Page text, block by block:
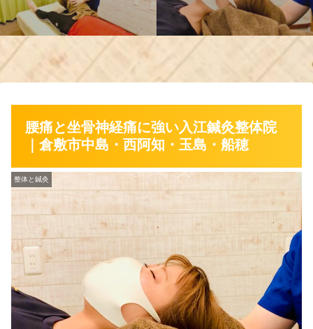
腰痛と坐骨神経痛に強い入江鍼灸整体院
｜倉敷市中島・西阿知・玉島・船穂
整体と鍼灸